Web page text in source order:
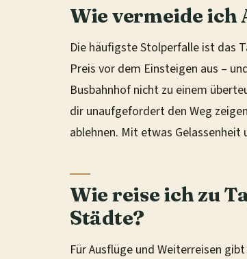
Wie vermeide ich
Die häufigste Stolperfalle ist das
Preis vor dem Einsteigen aus –
Busbahnhof nicht zu einem
dir unaufgefordert den Weg
ablehnen. Mit etwas
Wie reise ich zu
Städte?
Für Ausflüge und Weiterreisen